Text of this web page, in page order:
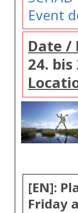
Event
Date /
24. bis
[EN]:
Friday